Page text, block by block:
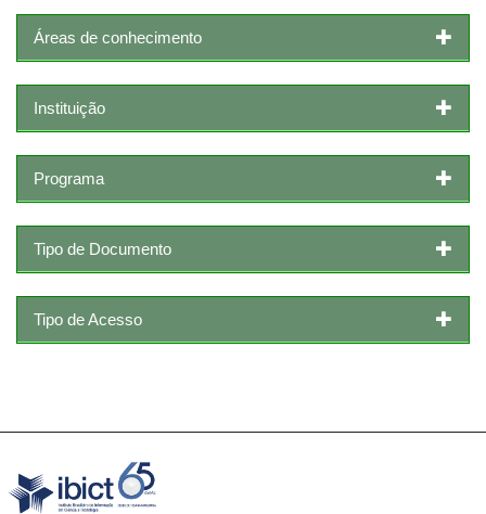
Áreas de conhecimento
Instituição
Programa
Tipo de Documento
Tipo de Acesso